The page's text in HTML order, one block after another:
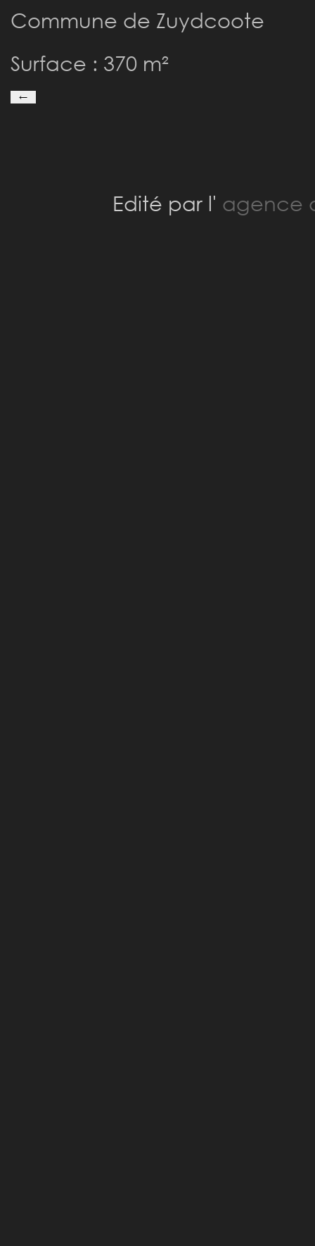
Commune de Zuydcoote
Surface : 370 m²
←
Edité par l' agence